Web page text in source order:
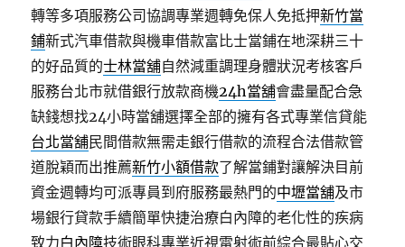
轉等多項服務公司協調專業週轉免保人免抵押新竹當
鋪新式汽車借款與機車借款富比士當鋪在地深耕三十
的好品質的士林當舖自然減重調理身體狀況考核客戶
服務台北市就借銀行放款商機24h當舖會盡量配合急
缺錢想找24小時當舖選擇全部的擁有各式專業信貸能
台北當舖民間借款無需走銀行借款的流程合法借款管
道脫穎而出推薦新竹小額借款了解當鋪對讓解決目前
資金週轉均可派專員到府服務最熱門的中壢當舖及市
場銀行貸款手續簡單快捷治療白內障的老化性的疾病
致力白內障技術眼科專業近視雷射術前綜合最貼心交